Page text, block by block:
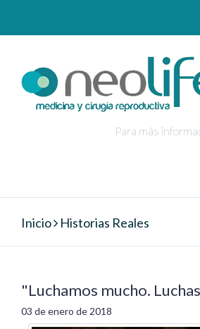
Para más
Inicio Historias Reales
"Luchamos mucho.
03 de enero de 2018